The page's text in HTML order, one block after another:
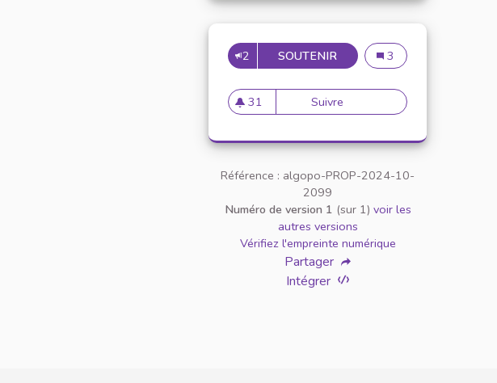
2 SOUTENIR INTÉGRATION DES
Intégration des
3
31
31 abonnés
Suivre Intégration des nouveaux
Référence : algopo-PROP-2024-10-
2099
Numéro de version 1 (sur 1) voir les
autres versions
Vérifiez l'empreinte numérique
Partager
Intégrer